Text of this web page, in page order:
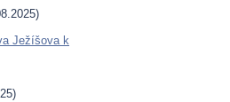
Ježíšova k